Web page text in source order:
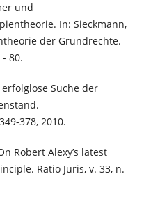
und
In: Sieckmann,
der Grundrechte.
80.
erfolglose Suche der
378, 2010.
Robert Alexy’s latest
Ratio Juris, v. 33, n.